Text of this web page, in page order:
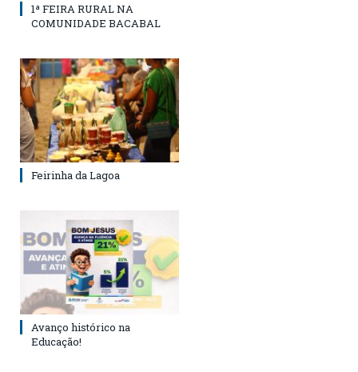
1ª FEIRA RURAL NA
COMUNIDADE BACABAL
Feirinha da Lagoa
Avanço histórico na
Educação!